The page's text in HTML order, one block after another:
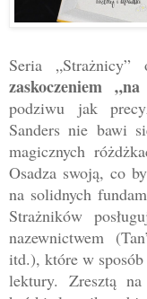
Seria
zaskoczeniem
podziwu jak
Sanders nie bawi
magicznych
Osadza swoją, co
na solidnych
Strażników
nazewnictwem
itd.), które w
lektury. Zresztą